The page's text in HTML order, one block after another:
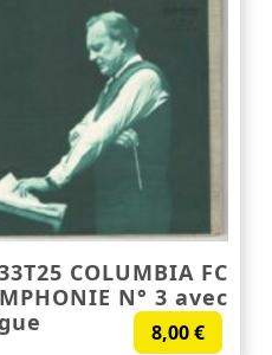
COLUMBIA FC
N° 3 avec
8,00€